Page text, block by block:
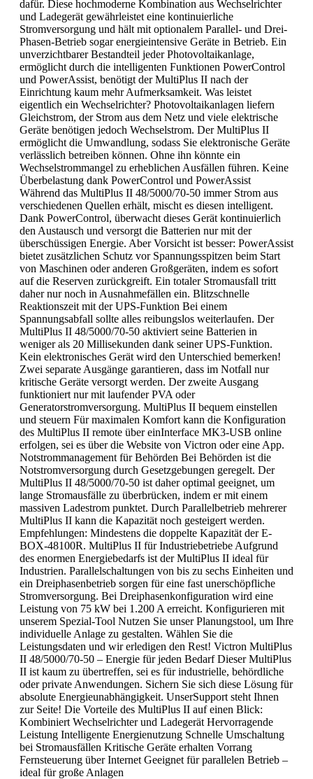
dafür. Diese hochmoderne Kombination aus Wechselrichter
und Ladegerät gewährleistet eine kontinuierliche
Stromversorgung und hält mit optionalem Parallel- und Drei-
Phasen-Betrieb sogar energieintensive Geräte in Betrieb. Ein
unverzichtbarer Bestandteil jeder Photovoltaikanlage,
ermöglicht durch die intelligenten Funktionen PowerControl
und PowerAssist, benötigt der MultiPlus II nach der
Einrichtung kaum mehr Aufmerksamkeit. Was leistet
eigentlich ein Wechselrichter? Photovoltaikanlagen liefern
Gleichstrom, der Strom aus dem Netz und viele elektrische
Geräte benötigen jedoch Wechselstrom. Der MultiPlus II
ermöglicht die Umwandlung, sodass Sie elektronische Geräte
verlässlich betreiben können. Ohne ihn könnte ein
Wechselstrommangel zu erheblichen Ausfällen führen. Keine
Überbelastung dank PowerControl und PowerAssist
Während das MultiPlus II 48/5000/70-50 immer Strom aus
verschiedenen Quellen erhält, mischt es diesen intelligent.
Dank PowerControl, überwacht dieses Gerät kontinuierlich
den Austausch und versorgt die Batterien nur mit der
überschüssigen Energie. Aber Vorsicht ist besser: PowerAssist
bietet zusätzlichen Schutz vor Spannungsspitzen beim Start
von Maschinen oder anderen Großgeräten, indem es sofort
auf die Reserven zurückgreift. Ein totaler Stromausfall tritt
daher nur noch in Ausnahmefällen ein. Blitzschnelle
Reaktionszeit mit der UPS-Funktion Bei einem
Spannungsabfall sollte alles reibungslos weiterlaufen. Der
MultiPlus II 48/5000/70-50 aktiviert seine Batterien in
weniger als 20 Millisekunden dank seiner UPS-Funktion.
Kein elektronisches Gerät wird den Unterschied bemerken!
Zwei separate Ausgänge garantieren, dass im Notfall nur
kritische Geräte versorgt werden. Der zweite Ausgang
funktioniert nur mit laufender PVA oder
Generatorstromversorgung. MultiPlus II bequem einstellen
und steuern Für maximalen Komfort kann die Konfiguration
des MultiPlus II remote über einInterface MK3-USB online
erfolgen, sei es über die Website von Victron oder eine App.
Notstrommanagement für Behörden Bei Behörden ist die
Notstromversorgung durch Gesetzgebungen geregelt. Der
MultiPlus II 48/5000/70-50 ist daher optimal geeignet, um
lange Stromausfälle zu überbrücken, indem er mit einem
massiven Ladestrom punktet. Durch Parallelbetrieb mehrerer
MultiPlus II kann die Kapazität noch gesteigert werden.
Empfehlungen: Mindestens die doppelte Kapazität der E-
BOX-48100R. MultiPlus II für Industriebetriebe Aufgrund
des enormen Energiebedarfs ist der MultiPlus II ideal für
Industrien. Parallelschaltungen von bis zu sechs Einheiten und
ein Dreiphasenbetrieb sorgen für eine fast unerschöpfliche
Stromversorgung. Bei Dreiphasenkonfiguration wird eine
Leistung von 75 kW bei 1.200 A erreicht. Konfigurieren mit
unserem Spezial-Tool Nutzen Sie unser Planungstool, um Ihre
individuelle Anlage zu gestalten. Wählen Sie die
Leistungsdaten und wir erledigen den Rest! Victron MultiPlus
II 48/5000/70-50 – Energie für jeden Bedarf Dieser MultiPlus
II ist kaum zu übertreffen, sei es für industrielle, behördliche
oder private Anwendungen. Sichern Sie sich diese Lösung für
absolute Energieunabhängigkeit. UnserSupport steht Ihnen
zur Seite! Die Vorteile des MultiPlus II auf einen Blick:
Kombiniert Wechselrichter und Ladegerät Hervorragende
Leistung Intelligente Energienutzung Schnelle Umschaltung
bei Stromausfällen Kritische Geräte erhalten Vorrang
Fernsteuerung über Internet Geeignet für parallelen Betrieb –
ideal für große Anlagen